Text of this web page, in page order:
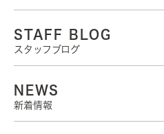
STAFF BLOG
スタッフブログ
NEWS
新着情報